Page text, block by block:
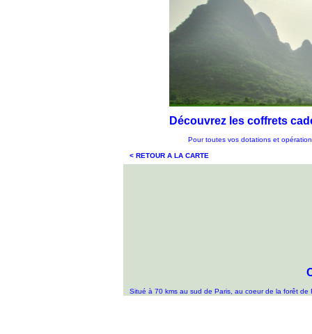
Découvrez les coffrets
Pour toutes vos dotations et
< RETOUR A LA CARTE
Situé à 70 kms au sud de Paris, au coeur de la forêt